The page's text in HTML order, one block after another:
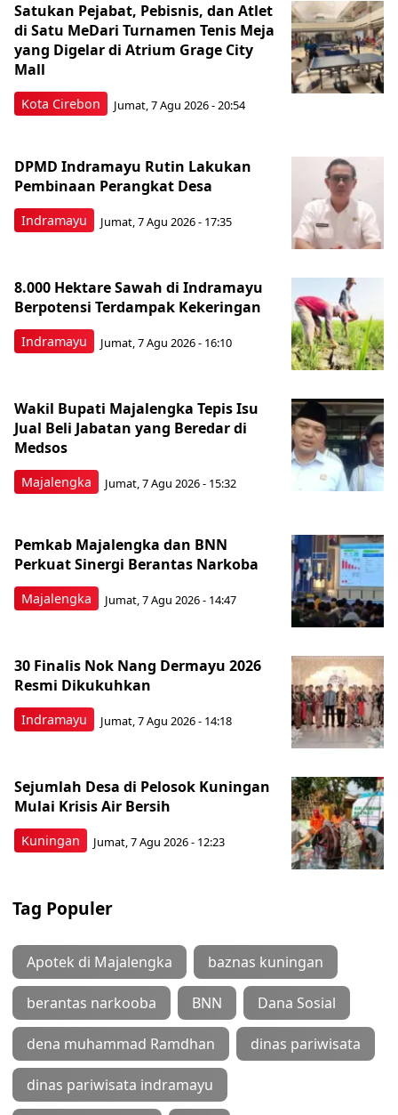
Kota Cirebon
Satukan Pejabat, Pebisnis, dan Atlet
di Satu MeDari Turnamen Tenis Meja
yang Digelar di Atrium Grage City
Mall
Jumat, 7 Agu 2026 - 20:54
Indramayu
DPMD Indramayu Rutin Lakukan
Pembinaan Perangkat Desa
Jumat, 7 Agu 2026 - 17:35
Indramayu
8.000 Hektare Sawah di Indramayu
Berpotensi Terdampak Kekeringan
Jumat, 7 Agu 2026 - 16:10
Majalengka
Wakil Bupati Majalengka Tepis Isu
Jual Beli Jabatan yang Beredar di
Medsos
Jumat, 7 Agu 2026 - 15:32
Majalengka
Pemkab Majalengka dan BNN
Perkuat Sinergi Berantas Narkoba
Jumat, 7 Agu 2026 - 14:47
Indramayu
30 Finalis Nok Nang Dermayu 2026
Resmi Dikukuhkan
Jumat, 7 Agu 2026 - 14:18
Kuningan
Sejumlah Desa di Pelosok Kuningan
Mulai Krisis Air Bersih
Jumat, 7 Agu 2026 - 12:23
Tag Populer
Apotek di Majalengka baznas kuningan
berantas narkooba BNN Dana Sosial
dena muhammad Ramdhan dinas pariwisata
dinas pariwisata indramayu